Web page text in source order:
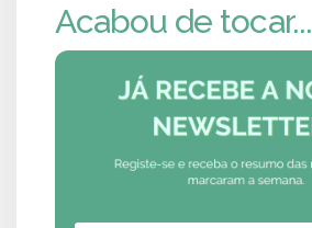
Acabou de tocar...